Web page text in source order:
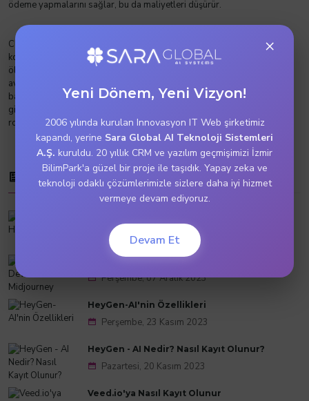
ödeme yapmalarını sağlar, bu da maliyetleri düşürür.
Cloud hizmetleri ve AWS, yüksek ölçekli altyapı yönetimini
kolaylaştırarak işletmelere rekabet avantajı sağlar. Esneklik,
ölçeklenebilirlik, yüksek performans ve düşük maliyet gibi sağladığı
avantajlar sayesinde işletmeler, hızla değişen teknoloji ortamında
başarılı olma şansını arttırır. Bu nedenle, günümüz iş dünyasında AWS
gibi cloud hizmetleri, işletmelerin altyapı yönetiminde vazgeçilmez bir
rol oynamaktadır.
Son Makaleler
Pazartesi, 15 Ocak 2024
Perşembe, 07 Aralık 2023
HeyGen-AI'nin Özellikleri
Perşembe, 23 Kasım 2023
HeyGen - AI Nedir? Nasıl Kayıt Olunur?
Pazartesi, 20 Kasım 2023
Veed.io'ya Nasıl Kayıt Olunur
×
Yeni Dönem, Yeni Vizyon!
2006 yılında kurulan Innovasyon IT Web şirketimiz
kapandı, yerine Sara Global AI Teknoloji Sistemleri
A.Ş. kuruldu. 20 yıllık CRM ve yazılım geçmişimizi İzmir
BilimPark'a güzel bir proje ile taşıdık. Yapay zeka ve
teknoloji odaklı çözümlerimizle sizlere daha iyi hizmet
vermeye devam ediyoruz.
Devam Et